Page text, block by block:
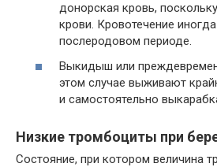
донорская кровь,
крови. Кровотечение
послеродовом периоде.
Выкидыш или
этом случае выживают
и самостоятельно
Низкие тромбоциты при
Состояние, при котором величина